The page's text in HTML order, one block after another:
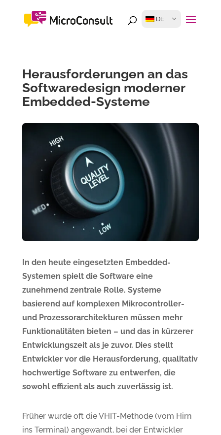
DE
Herausforderungen an das
Softwaredesign moderner
Embedded-Systeme
In den heute eingesetzten Embedded-
Systemen spielt die Software eine
zunehmend zentrale Rolle. Systeme
basierend auf komplexen Mikrocontroller-
und Prozessorarchitekturen müssen mehr
Funktionalitäten bieten – und das in kürzerer
Entwicklungszeit als je zuvor. Dies stellt
Entwickler vor die Herausforderung, qualitativ
hochwertige Software zu entwerfen, die
sowohl effizient als auch zuverlässig ist.
Früher wurde oft die VHIT-Methode (vom Hirn
ins Terminal) angewandt, bei der Entwickler